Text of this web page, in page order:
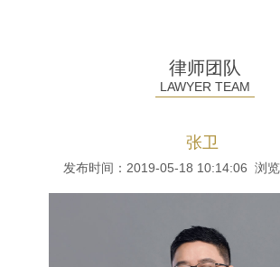
律师团队
LAWYER TEAM
张卫
发布时间：2019-05-18 10:14:06 浏览